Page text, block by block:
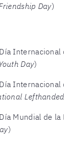
Day)
Internacional
Day)
Internacional
Mundial de la
)